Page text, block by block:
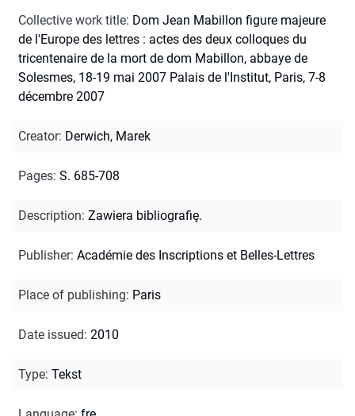
Collective work title: Dom Jean Mabillon figure majeure
de l'Europe des lettres : actes des deux colloques du
tricentenaire de la mort de dom Mabillon, abbaye de
Solesmes, 18-19 mai 2007 Palais de l'Institut, Paris, 7-8
décembre 2007
Creator: Derwich, Marek
Pages: S. 685-708
Description: Zawiera bibliografię.
Publisher: Académie des Inscriptions et Belles-Lettres
Place of publishing: Paris
Date issued: 2010
Type: Tekst